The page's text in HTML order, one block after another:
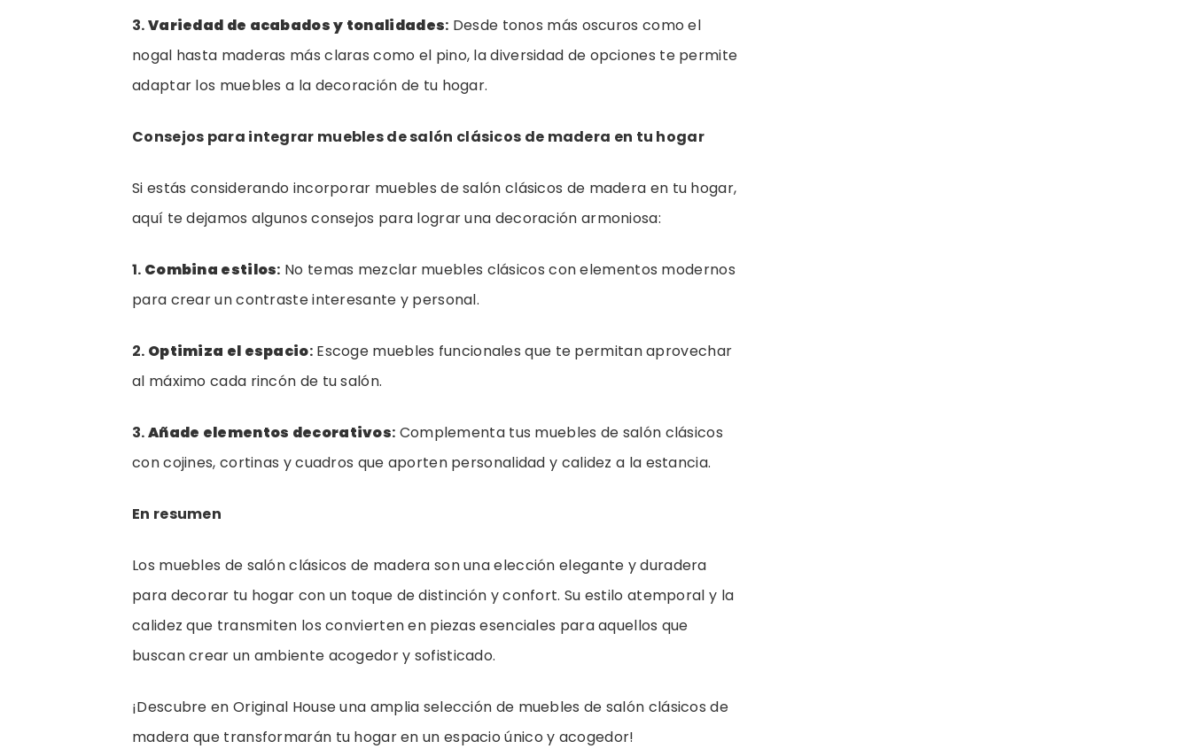
3.Variedad de acabados y tonalidades: Desde tonos más oscuros como el
nogal hasta maderas más claras como el pino, la diversidad de opciones te permite
adaptar los muebles a la decoración de tu hogar.
Consejos para integrar muebles de salón clásicos de madera en tu hogar
Si estás considerando incorporar muebles de salón clásicos de madera en tu hogar,
aquí te dejamos algunos consejos para lograr una decoración armoniosa:
1. Combina estilos: No temas mezclar muebles clásicos con elementos modernos
para crear un contraste interesante y personal.
2. Optimiza el espacio:Escoge muebles funcionales que te permitan aprovechar
al máximo cada rincón de tu salón.
3.Añade elementos decorativos: Complementa tus muebles de salón clásicos
con cojines, cortinas y cuadros que aporten personalidad y calidez a la estancia.
En resumen
Los muebles de salón clásicos de madera son una elección elegante y duradera
para decorar tu hogar con un toque de distinción y confort. Su estilo atemporal y la
calidez que transmiten los convierten en piezas esenciales para aquellos que
buscan crear un ambiente acogedor y sofisticado.
¡Descubre en Original House una amplia selección de muebles de salón clásicos de
madera que transformarán tu hogar en un espacio único y acogedor!